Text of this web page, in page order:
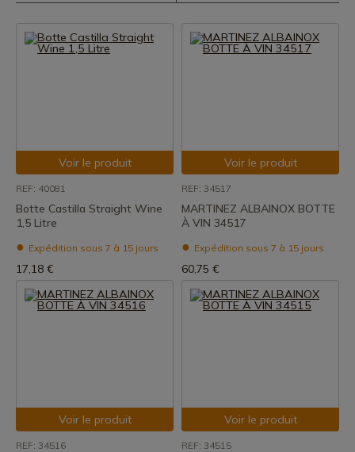
Voir le produit
REF: 40081
Botte Castilla Straight Wine
1,5 Litre
Expédition sous 7 à 15 jours
17,18 €
Voir le produit
REF: 34517
MARTINEZ ALBAINOX BOTTE
À VIN 34517
Expédition sous 7 à 15 jours
60,75 €
Voir le produit
REF: 34516
Voir le produit
REF: 34515